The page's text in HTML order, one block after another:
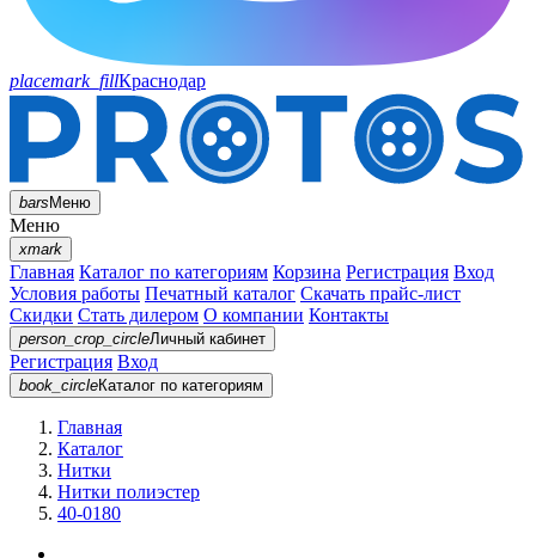
placemark_fillКраснодар
barsМеню
Меню
xmark
Главная Каталог по категориям Корзина Регистрация Вход
Условия работы Печатный каталог Скачать прайс-лист
Скидки Стать дилером О компании Контакты
person_crop_circleЛичный кабинет
Регистрация Вход
book_circleКаталог по категориям
Главная
Каталог
Нитки
Нитки полиэстер
40-0180